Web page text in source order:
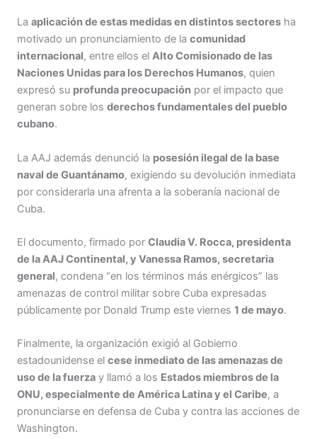
La aplicación de estas medidas en distintos sectores ha
motivado un pronunciamiento de la comunidad
internacional, entre ellos el Alto Comisionado de las
Naciones Unidas para los Derechos Humanos, quien
expresó su profunda preocupación por el impacto que
generan sobre los derechos fundamentales del pueblo
cubano.
La AAJ además denunció la posesión ilegal de la base
naval de Guantánamo, exigiendo su devolución inmediata
por considerarla una afrenta a la soberanía nacional de
Cuba.
El documento, firmado por Claudia V. Rocca, presidenta
de la AAJ Continental, y Vanessa Ramos, secretaria
general, condena “en los términos más enérgicos” las
amenazas de control militar sobre Cuba expresadas
públicamente por Donald Trump este viernes 1 de mayo.
Finalmente, la organización exigió al Gobierno
estadounidense el cese inmediato de las amenazas de
uso de la fuerza y llamó a los Estados miembros de la
ONU, especialmente de América Latina y el Caribe, a
pronunciarse en defensa de Cuba y contra las acciones de
Washington.